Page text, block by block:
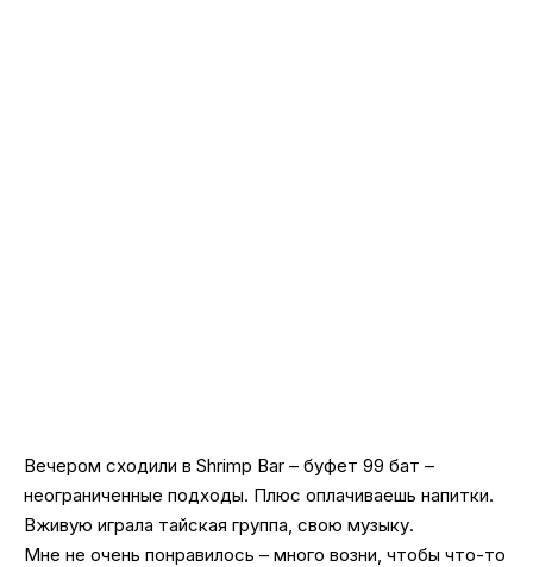
Вечером сходили в Shrimp Bar – буфет 99 бат –
неограниченные подходы. Плюс оплачиваешь напитки.
Вживую играла тайская группа, свою музыку.
Мне не очень понравилось – много возни, чтобы что-то